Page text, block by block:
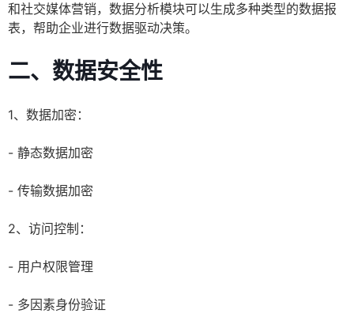
和社交媒体营销，数据分析模块可以生成多种类型的数据报
表，帮助企业进行数据驱动决策。
二、数据安全性
1、数据加密：
- 静态数据加密
- 传输数据加密
2、访问控制：
- 用户权限管理
- 多因素身份验证